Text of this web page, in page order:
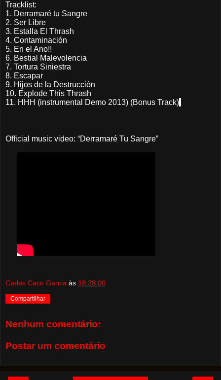
Tracklist:
1. Derramaré tu Sangre
2. Ser Libre
3. Estalla El Thrash
4. Contaminación
5. En el Ano!!
6. Bestial Malevolencia
7. Tortura Siniestra
8. Escapar
9. Hijos de la Destrucción
10. Explode This Thrash
11. HHH (instrumental Demo 2013) (Bonus Track)
Official music video: “Derramaré Tu Sangre”
Carlos Caco Garcia às 18:28:00
Compartilhar
Nenhum comentário:
Postar um comentário